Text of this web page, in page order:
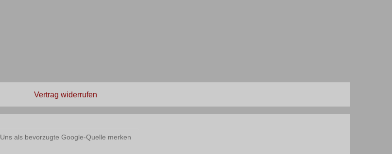
Vertrag widerrufen
Uns als bevorzugte Google-Quelle merken